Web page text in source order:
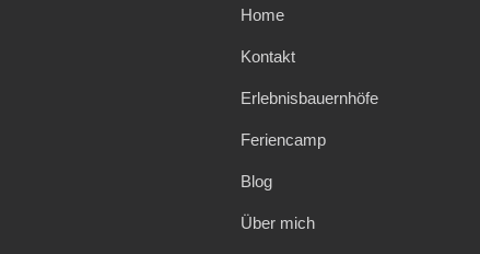
Home
Kontakt
Erlebnisbauernhöfe
Feriencamp
Blog
Über mich